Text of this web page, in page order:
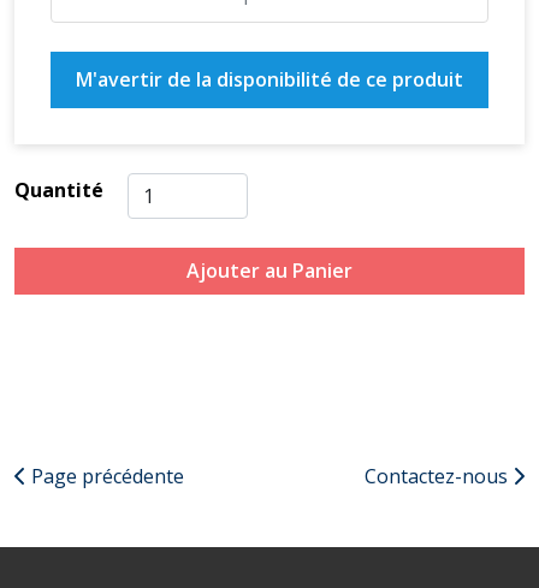
M'avertir de la disponibilité de ce produit
Quantité
Ajouter au Panier
Page précédente Contactez-nous